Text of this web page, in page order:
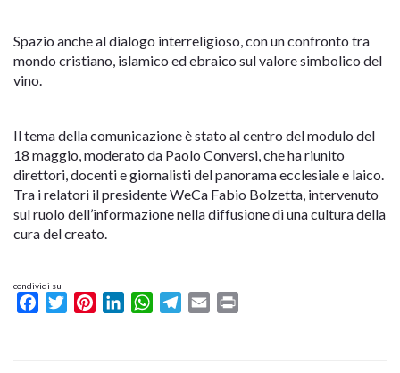
Spazio anche al dialogo interreligioso, con un confronto tra
mondo cristiano, islamico ed ebraico sul valore simbolico del
vino.
Il tema della comunicazione è stato al centro del modulo del
18 maggio, moderato da Paolo Conversi, che ha riunito
direttori, docenti e giornalisti del panorama ecclesiale e laico.
Tra i relatori il presidente WeCa Fabio Bolzetta, intervenuto
sul ruolo dell’informazione nella diffusione di una cultura della
cura del creato.
condividi su
FacebookTwitterPinterestLinkedInWhatsAppTelegram
Email